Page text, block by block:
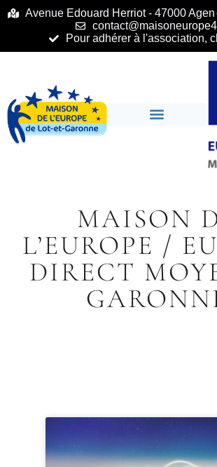
principalAvenue Edouard Herriot - 47000 Agen
Pour adhérer à l'association,
MAISON
L’EUROPE /
DIRECT